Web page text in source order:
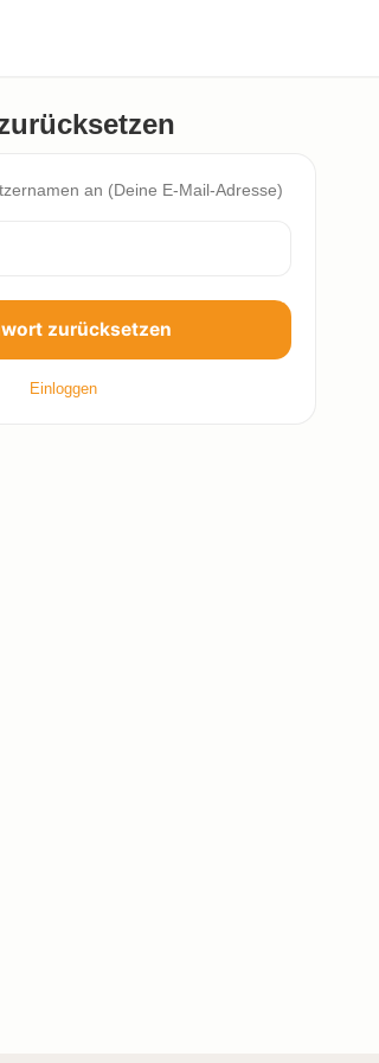
an (Deine E-Mail-Adresse)
zurücksetzen
Einloggen